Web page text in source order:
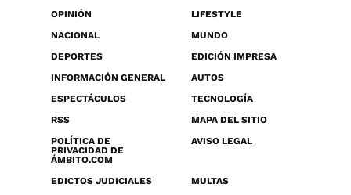
OPINIÓN
LIFESTYLE
NACIONAL
MUNDO
DEPORTES
EDICIÓN IMPRESA
INFORMACIÓN GENERAL
AUTOS
ESPECTÁCULOS
TECNOLOGÍA
RSS
MAPA DEL SITIO
POLÍTICA DE
PRIVACIDAD DE
ÁMBITO.COM
AVISO LEGAL
EDICTOS JUDICIALES
MULTAS